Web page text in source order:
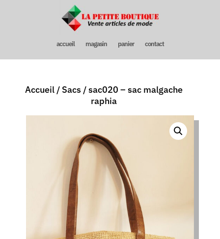
accueil magasin panier contact
Accueil/ Sacs / sac020 – sac malgache
raphia